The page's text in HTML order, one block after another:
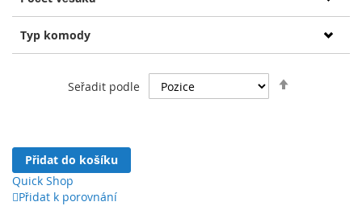
Typ komody
Seřadit podle
Přidat do košíku
Quick Shop
Přidat k porovnání